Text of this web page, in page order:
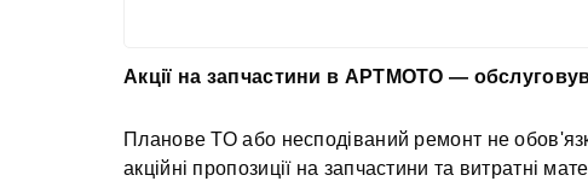
Акції на запчастини в АРТМОТО —
Планове ТО або несподіваний ремонт не
акційні пропозиції на запчастини та витратні